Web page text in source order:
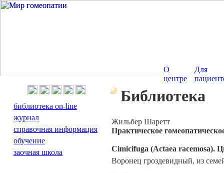
О
центре
Для
Библиотека
Жильбер Шаретт
Практическое
Cimicifuga (Actaea racemosa).
Воронец гроздевидный, из
библиотека on-line
журнал
справочная информация
обучение
заочная школа